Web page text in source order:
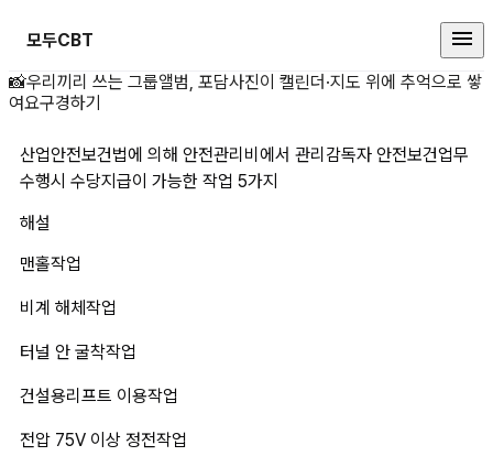
모두CBT
산업안전보건법에 의해 안전관리
📸우리끼리 쓰는 그룹앨범, 포담사진이 캘린더·지도 위에 추억으로 쌓
여요구경하기
산업안전보건법에 의해 안전관리비에서 관리감독자 안전보건업무
수행시 수당지급이 가능한 작업 5가지
해설
맨홀작업
비계 해체작업
터널 안 굴착작업
건설용리프트 이용작업
전압 75V 이상 정전작업